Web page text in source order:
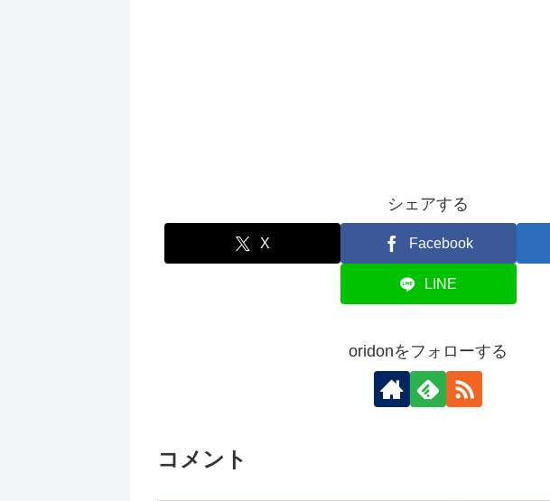
シェアする
X Facebook
LINE
oridonをフォローする
コメント